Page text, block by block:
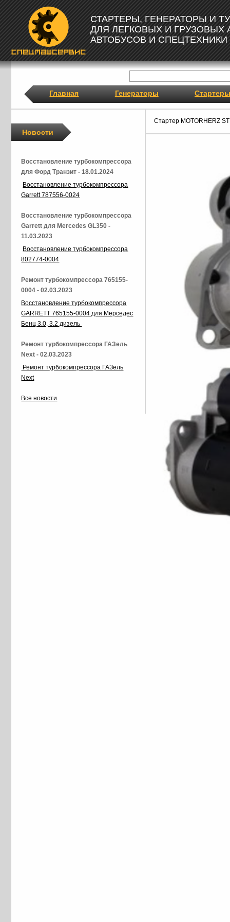
СТАРТЕРЫ, ГЕНЕРАТОРЫ И
ДЛЯ ЛЕГКОВЫХ И ГРУЗОВЫХ
АВТОБУСОВ И СПЕЦТЕХНИКИ
Главная Генераторы Стартеры
Стартер MOTORHERZ
Новости
Восстановление турбокомпрессора
для Форд Транзит - 18.01.2024
Восстановление турбокомпрессора
Garrett 787556-0024
Восстановление турбокомпрессора
Garrett для Mercedes GL350 -
11.03.2023
Восстановление турбокомпрессора
802774-0004
Ремонт турбокомпрессора 765155-
0004 - 02.03.2023
Восстановление турбокомпрессора
GARRETT 765155-0004 для Мерседес
Бенц 3.0, 3.2 дизель
Ремонт турбокомпрессора ГАЗель
Next - 02.03.2023
Ремонт турбокомпрессора ГАЗель
Next
Все новости